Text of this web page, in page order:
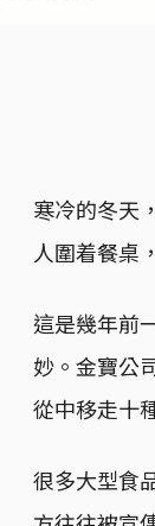
寒冷的冬天
人圍着餐桌
這是幾年前
妙。金寶公
從中移走十
很多大型食